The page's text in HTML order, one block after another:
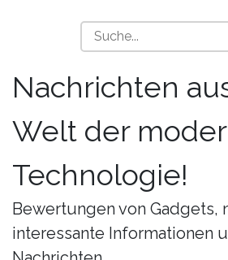
Nachrichten
Welt der
Technologie!
Bewertungen von Gadgets,
interessante Informationen